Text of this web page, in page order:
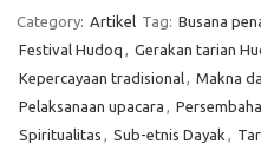
Category: Artikel Tag: Busana
Festival Hudoq , Gerakan tarian
Kepercayaan tradisional, Makna
Pelaksanaan upacara ,
Spiritualitas , Sub-etnis Dayak ,